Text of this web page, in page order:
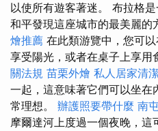
以使所有遊客著迷。 布拉格
和平發現這座城市的最美麗的
燴推薦 在此類游覽中，您可
享受陽光，或者在桌子上享用
關法規 苗栗外燴 私人居家清
一起，這意味著它們可以坐
常理想。 辦護照要帶什麼 南
摩爾達河上度過一個夜晚，這